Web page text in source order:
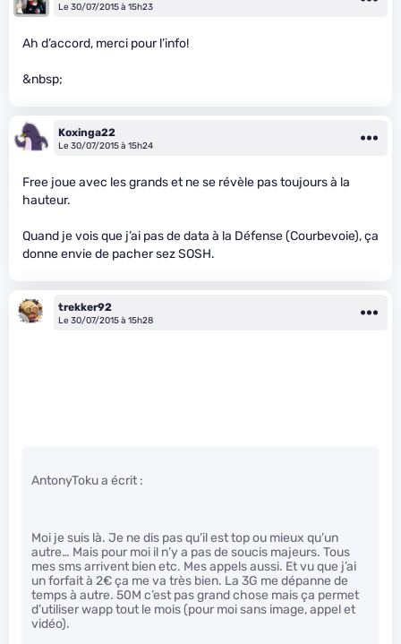
Le 30/07/2015 à 15h23
Ah d’accord, merci pour l’info!
&nbsp;
Koxinga22
Le 30/07/2015 à 15h24
Free joue avec les grands et ne se révèle pas toujours à la
hauteur.
Quand je vois que j’ai pas de data à la Défense (Courbevoie), ça
donne envie de pacher sez SOSH.
trekker92
Le 30/07/2015 à 15h28
AntonyToku a écrit :
Moi je suis là. Je ne dis pas qu’il est top ou mieux qu’un
autre… Mais pour moi il n’y a pas de soucis majeurs. Tous
mes sms arrivent bien etc. Mes appels aussi. Et vu que j’ai
un forfait à 2€ ça me va très bien. La 3G me dépanne de
temps à autre. 50M c’est pas grand chose mais ça permet
d’utiliser wapp tout le mois (pour moi sans image, appel et
vidéo).